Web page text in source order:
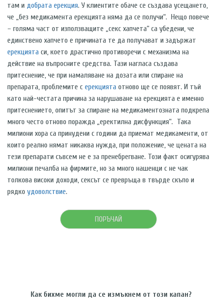
там и добрата ерекция. У клиентите обаче се създава усещането,
че „без медикамента ерекцията няма да се получи“. Нещо повече
– голяма част от използващите „секс хапчета“ са убедени, че
единствено хапчето е причината те да получават и задържат
ерекцията си, което драстично противоречи с механизма на
действие на въпросните средства. Тази нагласа създава
притеснение, че при намаляване на дозата или спиране на
препарата, проблемите с ерекцията отново ще се появят. И тъй
като най-честата причина за нарушаване на ерекцията е именно
притеснението, опитът за спиране на медикаментозната подкрепа
много често отново поражда „еректилна дисфункция“. Така
милиони хора са принудени с години да приемат медикаменти, от
които реално нямат никаква нужда, при положение, че цената на
тези препарати съвсем не е за пренебрегване. Този факт осигурява
милиони печалба на фирмите, но за много нашенци с не чак
толкова високи доходи, сексът се превръща в твърде скъпо и
рядко удоволствие.
ПОРЪЧАЙ
Как бихме могли да се измъкнем от този капан?